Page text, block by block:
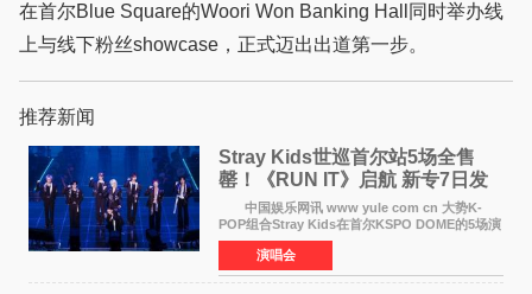
在首尔Blue Square的Woori Won Banking Hall同时举办线
上与线下粉丝showcase，正式迈出出道第一步。
推荐新闻
Stray Kids世巡首尔站5场全售
罄！《RUN IT》启航 新专7日发
中国娱乐网讯 www yule com cn 大势K-
POP组合Stray Kids在首尔KSPO DOME的5场演
唱会全部售罄，为新世界巡演拉开序幕。据所属
社JYP娱乐透露，Stray Kids于上月25至26日、
29日及本月1至2日
演唱会